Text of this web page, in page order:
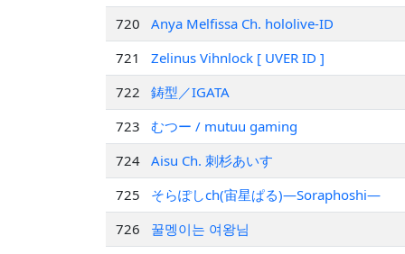
720
Anya Melfissa Ch. hololive-ID
721
Zelinus Vihnlock [ UVER ID ]
722
鋳型／IGATA
723
むつー / mutuu gaming
724 Aisu Ch. 刺杉あいす
725
そらぽしch(宙星ぱる)―Soraphoshi―
726
꿀멩이는 여왕님